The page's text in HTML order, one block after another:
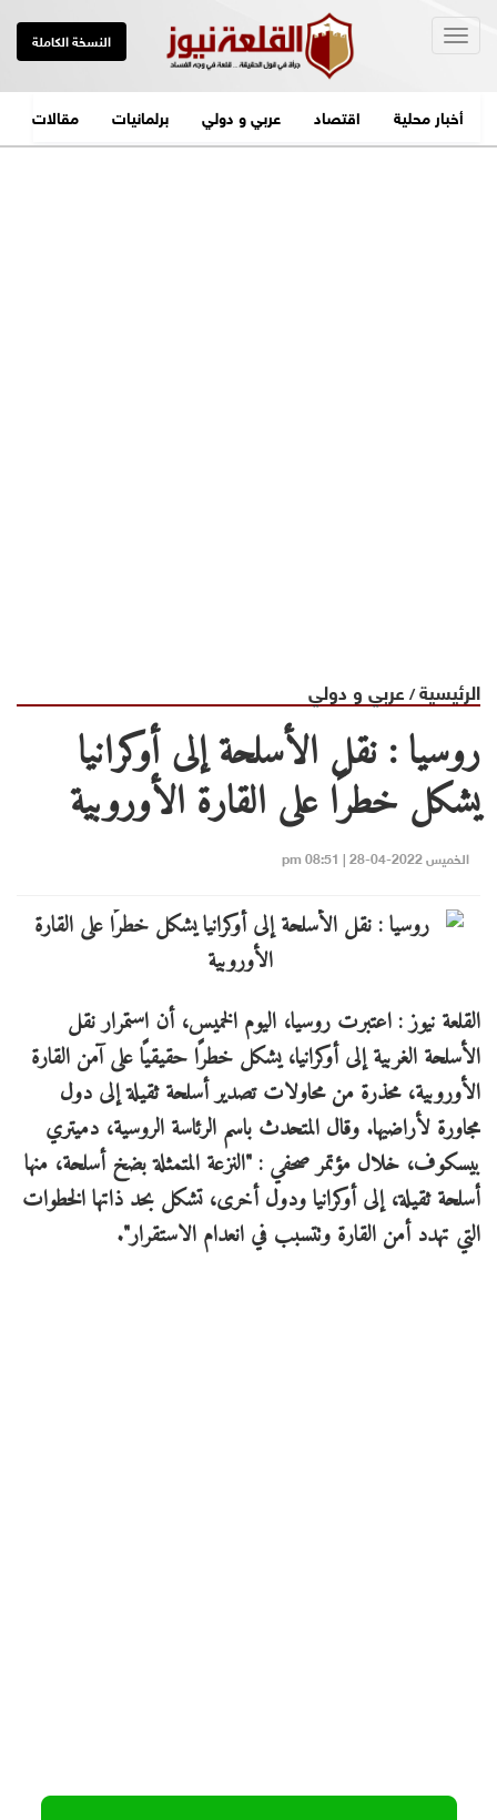
النسخة الكاملة
أخبار محلية اقتصاد عربي و دولي برلمانيات مقالات
الرئيسية/ عربي و دولي
روسيا : نقل الأسلحة إلى أوكرانيا
يشكل خطرًا على القارة الأوروبية
الخميس 2022-04-28 | 08:51 pm
القلعة نيوز : اعتبرت روسيا، اليوم الخميس، أن استمرار نقل
الأسلحة الغربية إلى أوكرانيا، يشكل خطرًا حقيقيًا على آمن القارة
الأوروبية، محذرة من محاولات تصدير أسلحة ثقيلة إلى دول
مجاورة لأراضيها. وقال المتحدث باسم الرئاسة الروسية، دميتري
بيسكوف، خلال مؤتمر صحفي : "النزعة المتمثلة بضخ أسلحة، منها
أسلحة ثقيلة، إلى أوكرانيا ودول أخرى، تشكل بحد ذاتها الخطوات
التي تهدد أمن القارة وتتسبب في انعدام الاستقرار".